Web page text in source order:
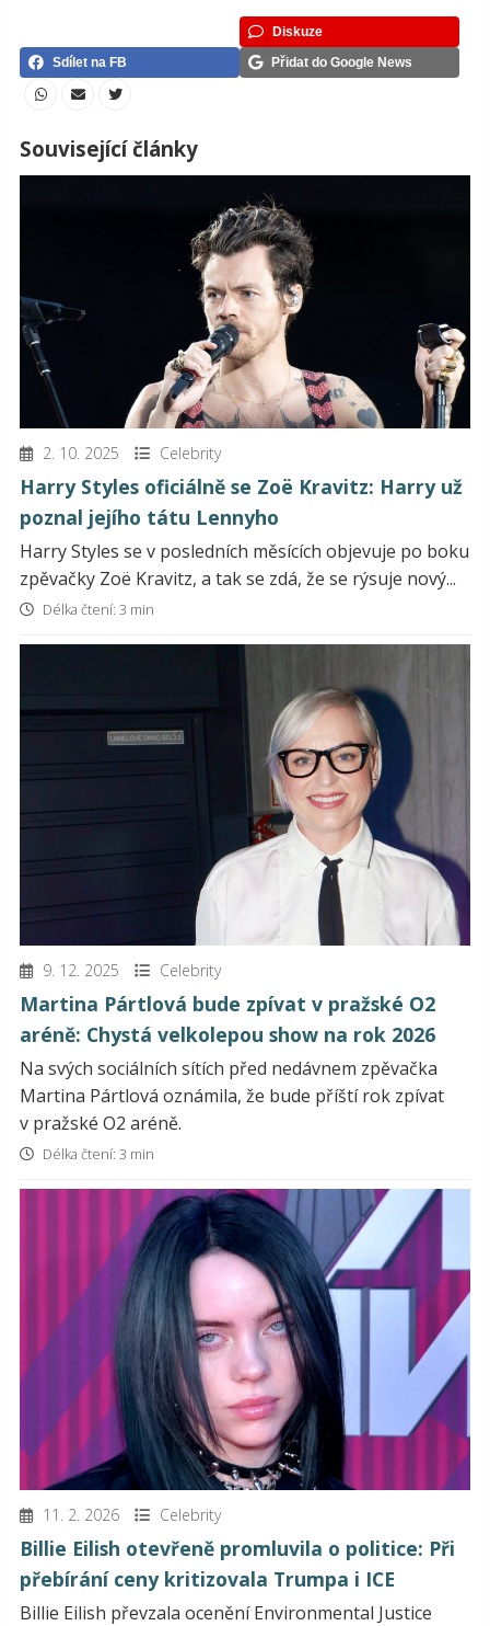
Diskuze
Sdílet na FB
Přidat do Google News
Související články
2. 10. 2025 Celebrity
Harry Styles oficiálně se Zoë Kravitz: Harry už
poznal jejího tátu Lennyho
Harry Styles se v posledních měsících objevuje po boku
zpěvačky Zoë Kravitz, a tak se zdá, že se rýsuje nový...
Délka čtení: 3 min
9. 12. 2025 Celebrity
Martina Pártlová bude zpívat v pražské O2
aréně: Chystá velkolepou show na rok 2026
Na svých sociálních sítích před nedávnem zpěvačka
Martina Pártlová oznámila, že bude příští rok zpívat
v pražské O2 aréně.
Délka čtení: 3 min
11. 2. 2026 Celebrity
Billie Eilish otevřeně promluvila o politice: Při
přebírání ceny kritizovala Trumpa i ICE
Billie Eilish převzala ocenění Environmental Justice